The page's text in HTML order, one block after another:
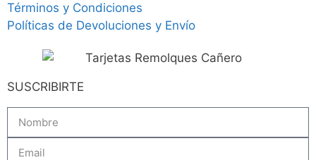
Términos y Condiciones
Políticas de Devoluciones y Envío
SUSCRIBIRTE